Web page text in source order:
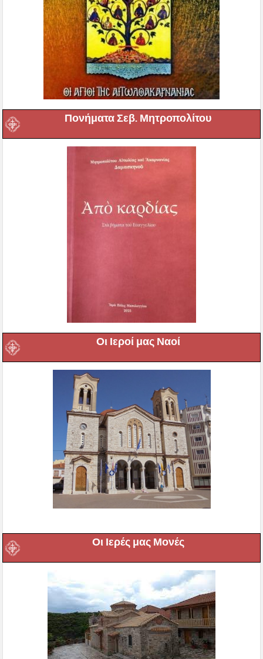
Πονήματα Σεβ. Μητροπολίτου
Οι Ιεροί μας Ναοί
Οι Ιερές μας Μονές